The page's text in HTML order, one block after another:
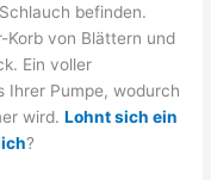
befinden.
Korb von Blättern und
Ein voller
Ihrer Pumpe, wodurch
wird.Lohnt sich ein
?